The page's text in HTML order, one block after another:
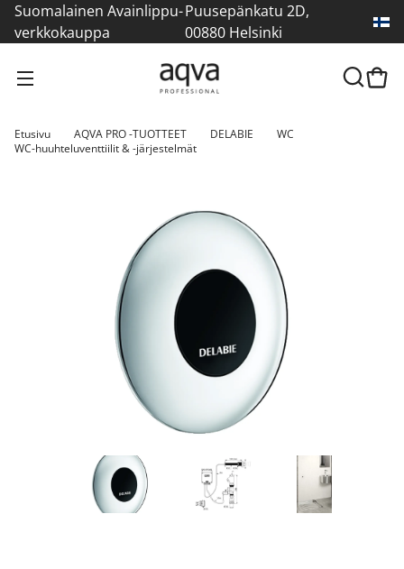
Suomalainen Avainlippu-
verkkokauppa
Puusepänkatu 2D,
00880 Helsinki
Etusivu AQVA PRO -TUOTTEET DELABIE
WC
WC-huuhteluventtiilit & -järjestelmät